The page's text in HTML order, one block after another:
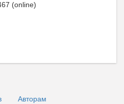
(online)
Авторам